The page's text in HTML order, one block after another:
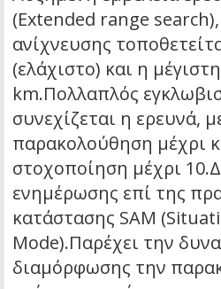
(Extended range
ανίχνευσης
(ελάχιστο) και η
km.Πολλαπλός
συνεχίζεται η ερευνά,
παρακολούθηση μέχρι
στοχοποίηση μέχρι
ενημέρωσης επί της
κατάστασης SAM
Mode).Παρέχει την
διαμόρφωσης την